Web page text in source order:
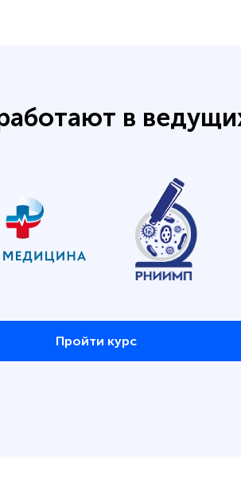
в
Пройти курс